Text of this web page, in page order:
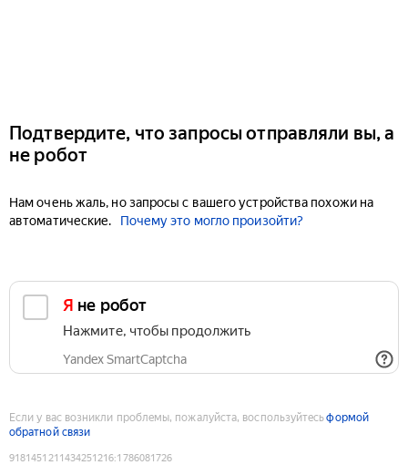
Подтвердите, что запросы отправляли вы, а
не робот
Нам очень жаль, но запросы с вашего устройства похожи на
автоматические.
Почему это могло произойти?
Я не робот
Нажмите, чтобы продолжить
Yandex SmartCaptcha
Если у вас возникли проблемы, пожалуйста, воспользуйтесьформой
обратной связи
9181451211434251216:1786081726